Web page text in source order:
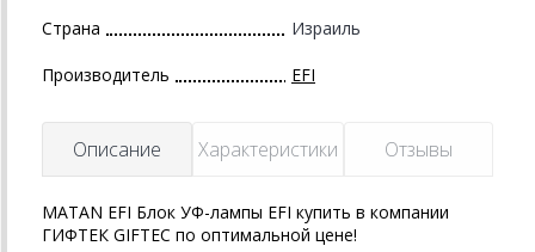
Страна Израиль
Производитель EFI
Описание Характеристики Отзывы
MATAN EFI Блок УФ-лампы EFI купить в компании
ГИФТЕК GIFTEC по оптимальной цене!